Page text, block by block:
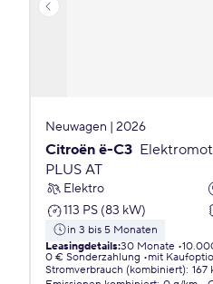
Neuwagen | 2026
Citroën ë-C3
PLUS AT
Elektro
113 PS (83 kW)
in 3 bis 5 Monaten
Leasingdetails:30 Monate
0 € Sonderzahlung
mit
Stromverbrauch (kombiniert): 167